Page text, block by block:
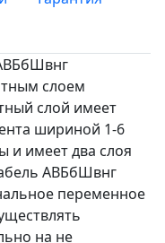
слоем
слой имеет
шириной 1-6
и имеет два слоя
АВБбШвнг
переменное
на не